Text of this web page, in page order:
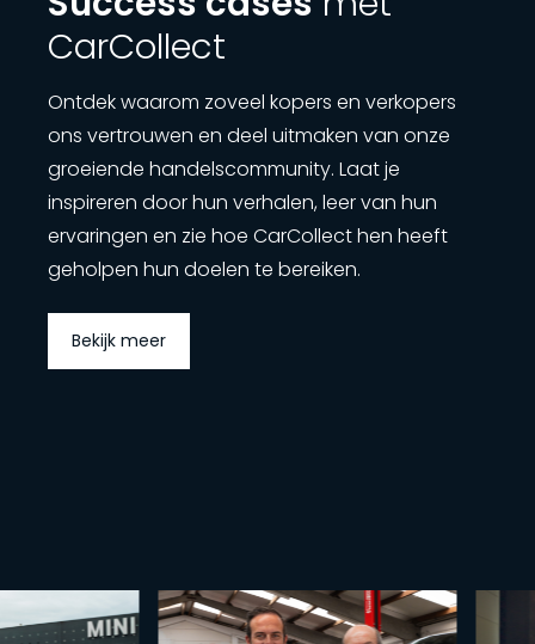
CarCollect
Ontdek waarom zoveel kopers en verkopers
ons vertrouwen en deel uitmaken van onze
groeiende handelscommunity. Laat je
inspireren door hun verhalen, leer van hun
ervaringen en zie hoe CarCollect hen heeft
geholpen hun doelen te bereiken.
Bekijk meer